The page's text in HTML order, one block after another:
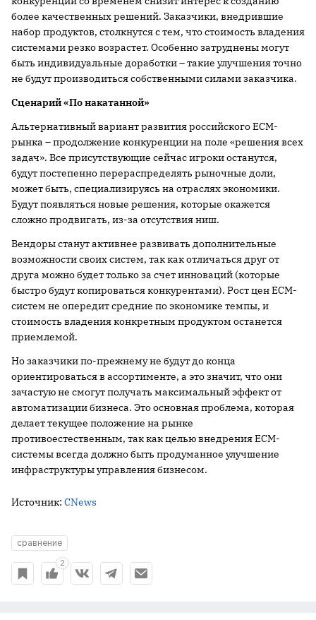
более качественных решений. Заказчики, внедрившие
набор продуктов, столкнутся с тем, что стоимость владения
системами резко возрастет. Особенно затруднены могут
быть индивидуальные доработки – такие улучшения точно
не будут производиться собственными силами заказчика.
Сценарий «По накатанной»
Альтернативный вариант развития российского ECM-
рынка – продолжение конкуренции на поле «решения всех
задач». Все присутствующие сейчас игроки останутся,
будут постепенно перераспределять рыночные доли,
может быть, специализируясь на отраслях экономики.
Будут появляться новые решения, которые окажется
сложно продвигать, из-за отсутствия ниш.
Вендоры станут активнее развивать дополнительные
возможности своих систем, так как отличаться друг от
друга можно будет только за счет инноваций (которые
быстро будут копироваться конкурентами). Рост цен ECM-
систем не опередит средние по экономике темпы, и
стоимость владения конкретным продуктом останется
приемлемой.
Но заказчики по-прежнему не будут до конца
ориентироваться в ассортименте, а это значит, что они
зачастую не смогут получать максимальный эффект от
автоматизации бизнеса. Это основная проблема, которая
делает текущее положение на рынке
противоестественным, так как целью внедрения ECM-
системы всегда должно быть продуманное улучшение
инфраструктуры управления бизнесом.
Источник: CNews
сравнение
2